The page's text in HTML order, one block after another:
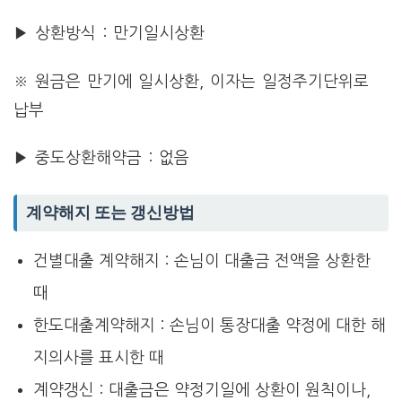
▶ 상환방식 : 만기일시상환
※ 원금은 만기에 일시상환, 이자는 일정주기단위로
납부
▶ 중도상환해약금 : 없음
계약해지 또는 갱신방법
건별대출 계약해지 : 손님이 대출금 전액을 상환한
때
한도대출계약해지 : 손님이 통장대출 약정에 대한 해
지의사를 표시한 때
계약갱신 : 대출금은 약정기일에 상환이 원칙이나,